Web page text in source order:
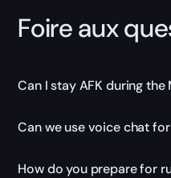
Foire aux
Can I stay AFK during
Can we use voice chat
How do you prepare for